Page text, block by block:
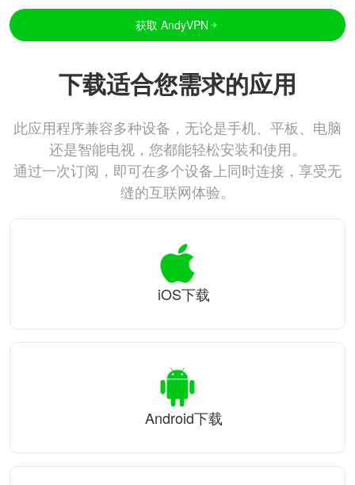
获取 AndyVPN
下载适合您需求的应用
此应用程序兼容多种设备，无论是手机、平板、电脑
还是智能电视，您都能轻松安装和使用。
通过一次订阅，即可在多个设备上同时连接，享受无
缝的互联网体验。
iOS下载
Android下载